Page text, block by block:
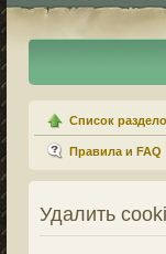
Список
Правила и FAQ
Удалить